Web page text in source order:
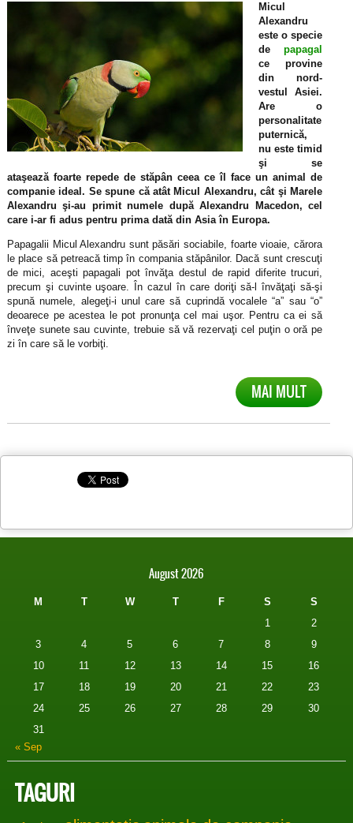
Micul
Alexandru
este o specie
depapagal
ce provine
din nord-
vestul Asiei.
Are o
personalitate
puternică,
nu este timid
şi se
ataşează foarte repede de stăpân ceea ce îl face un animal de
companie ideal. Se spune că atât Micul Alexandru, cât şi Marele
Alexandru şi-au primit numele după Alexandru Macedon, cel
care i-ar fi adus pentru prima dată din Asia în Europa.
Papagalii Micul Alexandru sunt păsări sociabile, foarte vioaie, cărora
le place să petreacă timp în compania stăpânilor. Dacă sunt crescuţi
de mici, aceşti papagali pot învăţa destul de rapid diferite trucuri,
precum şi cuvinte uşoare. În cazul în care doriţi să-l învăţaţi să-şi
spună numele, alegeţi-i unul care să cuprindă vocalele “a” sau “o”
deoarece pe acestea le pot pronunţa cel mai uşor. Pentru ca ei să
înveţe sunete sau cuvinte, trebuie să vă rezervaţi cel puţin o oră pe
zi în care să le vorbiţi.
MAI MULT
August 2026
M T W T F S
S
1
2
3
4 5 6 7 8
9
10
11 12 13 14 15
16
17
18 19 20 21 22
23
24
25 26 27 28 29
30
31
« Sep
TAGURI